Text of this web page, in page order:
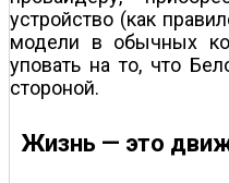
устройство (как
модели в обычных
уповать на то, что
стороной.
Жизнь — это